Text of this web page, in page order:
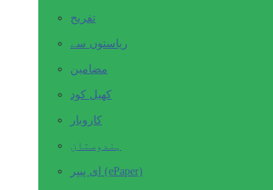
تفریح
ریاستوں سے
مضامین
کھیل کود
کاروبار
ہندوستان
ای پیپر (ePaper)